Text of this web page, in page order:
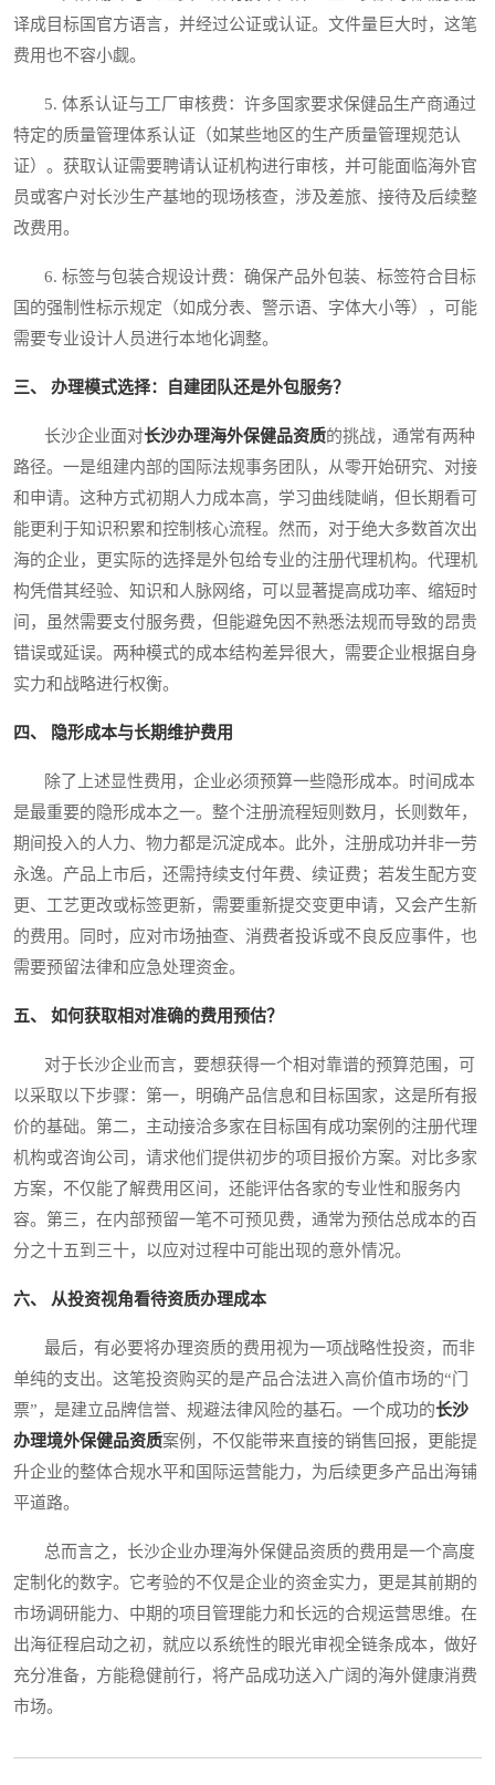
译成目标国官方语言，并经过公证或认证。文件量巨大时，这笔
费用也不容小觑。
5. 体系认证与工厂审核费：许多国家要求保健品生产商通过
特定的质量管理体系认证（如某些地区的生产质量管理规范认
证）。获取认证需要聘请认证机构进行审核，并可能面临海外官
员或客户对长沙生产基地的现场核查，涉及差旅、接待及后续整
改费用。
6. 标签与包装合规设计费：确保产品外包装、标签符合目标
国的强制性标示规定（如成分表、警示语、字体大小等），可能
需要专业设计人员进行本地化调整。
三、 办理模式选择：自建团队还是外包服务？
长沙企业面对长沙办理海外保健品资质的挑战，通常有两种
路径。一是组建内部的国际法规事务团队，从零开始研究、对接
和申请。这种方式初期人力成本高，学习曲线陡峭，但长期看可
能更利于知识积累和控制核心流程。然而，对于绝大多数首次出
海的企业，更实际的选择是外包给专业的注册代理机构。代理机
构凭借其经验、知识和人脉网络，可以显著提高成功率、缩短时
间，虽然需要支付服务费，但能避免因不熟悉法规而导致的昂贵
错误或延误。两种模式的成本结构差异很大，需要企业根据自身
实力和战略进行权衡。
四、 隐形成本与长期维护费用
除了上述显性费用，企业必须预算一些隐形成本。时间成本
是最重要的隐形成本之一。整个注册流程短则数月，长则数年，
期间投入的人力、物力都是沉淀成本。此外，注册成功并非一劳
永逸。产品上市后，还需持续支付年费、续证费；若发生配方变
更、工艺更改或标签更新，需要重新提交变更申请，又会产生新
的费用。同时，应对市场抽查、消费者投诉或不良反应事件，也
需要预留法律和应急处理资金。
五、 如何获取相对准确的费用预估？
对于长沙企业而言，要想获得一个相对靠谱的预算范围，可
以采取以下步骤：第一，明确产品信息和目标国家，这是所有报
价的基础。第二，主动接洽多家在目标国有成功案例的注册代理
机构或咨询公司，请求他们提供初步的项目报价方案。对比多家
方案，不仅能了解费用区间，还能评估各家的专业性和服务内
容。第三，在内部预留一笔不可预见费，通常为预估总成本的百
分之十五到三十，以应对过程中可能出现的意外情况。
六、 从投资视角看待资质办理成本
最后，有必要将办理资质的费用视为一项战略性投资，而非
单纯的支出。这笔投资购买的是产品合法进入高价值市场的“门
票”，是建立品牌信誉、规避法律风险的基石。一个成功的长沙
办理境外保健品资质案例，不仅能带来直接的销售回报，更能提
升企业的整体合规水平和国际运营能力，为后续更多产品出海铺
平道路。
总而言之，长沙企业办理海外保健品资质的费用是一个高度
定制化的数字。它考验的不仅是企业的资金实力，更是其前期的
市场调研能力、中期的项目管理能力和长远的合规运营思维。在
出海征程启动之初，就应以系统性的眼光审视全链条成本，做好
充分准备，方能稳健前行，将产品成功送入广阔的海外健康消费
市场。